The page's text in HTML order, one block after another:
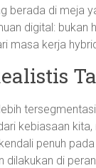
berada di meja
digital: bukan
masa kerja
kebiasaan
penuh
di